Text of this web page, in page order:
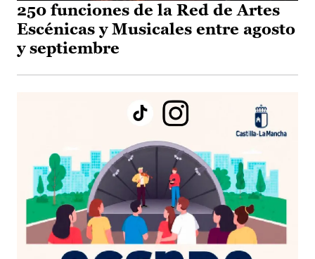
250 funciones de la Red de Artes
Escénicas y Musicales entre agosto
y septiembre